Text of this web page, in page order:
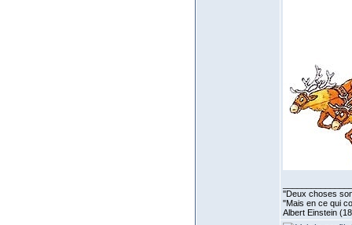
''Deux choses
"Mais en ce qui
Albert Einstein